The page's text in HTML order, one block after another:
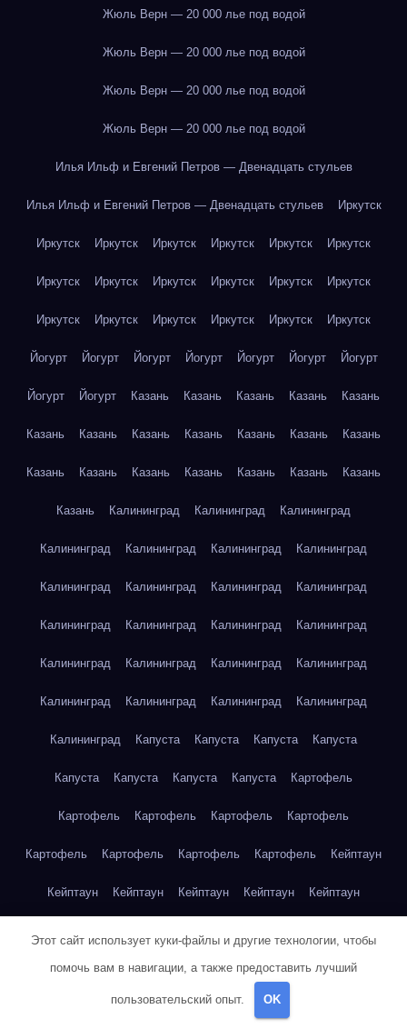
Жюль Верн — 20 000 лье под водой
Жюль Верн — 20 000 лье под водой
Жюль Верн — 20 000 лье под водой
Жюль Верн — 20 000 лье под водой
Илья Ильф и Евгений Петров — Двенадцать стульев
Илья Ильф и Евгений Петров — Двенадцать стульев Иркутск
Иркутск Иркутск Иркутск Иркутск Иркутск Иркутск
Иркутск Иркутск Иркутск Иркутск Иркутск Иркутск
Иркутск Иркутск Иркутск Иркутск Иркутск Иркутск
Йогурт Йогурт Йогурт Йогурт Йогурт Йогурт Йогурт
Йогурт Йогурт Казань Казань Казань Казань Казань
Казань Казань Казань Казань Казань Казань Казань
Казань Казань Казань Казань Казань Казань Казань
Казань Калининград Калининград Калининград
Калининград Калининград Калининград Калининград
Калининград Калининград Калининград Калининград
Калининград Калининград Калининград Калининград
Калининград Калининград Калининград Калининград
Калининград Калининград Калининград Калининград
Калининград Капуста Капуста Капуста Капуста
Капуста Капуста Капуста Капуста Картофель
Картофель Картофель Картофель Картофель
Картофель Картофель Картофель Картофель Кейптаун
Кейптаун Кейптаун Кейптаун Кейптаун Кейптаун
Кейптаун Кейптаун Кейптаун Кейптаун Кейптаун
Кейптаун Кейптаун Кейптаун
Этот сайт использует куки-файлы и другие технологии, чтобы
помочь вам в навигации, а также предоставить лучший
пользовательский опыт. OK